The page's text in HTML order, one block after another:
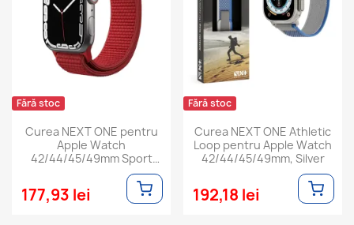
Fără stoc
Curea NEXT ONE pentru
Apple Watch
42/44/45/49mm Sport
177,93 lei
Fără stoc
Curea NEXT ONE Athletic
Loop pentru Apple Watch
42/44/45/49mm, Silver
192,18 lei